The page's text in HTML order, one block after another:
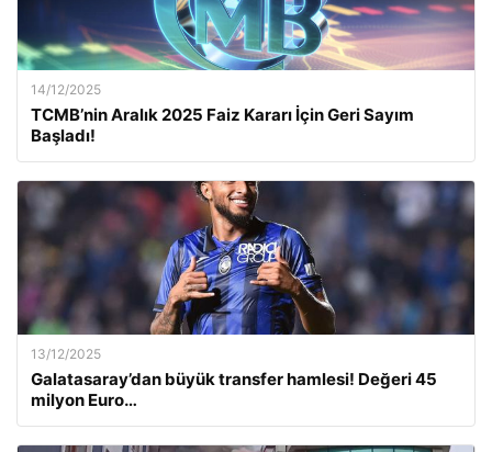
14/12/2025
TCMB’nin Aralık 2025 Faiz Kararı İçin Geri Sayım
Başladı!
13/12/2025
Galatasaray’dan büyük transfer hamlesi! Değeri 45
milyon Euro…